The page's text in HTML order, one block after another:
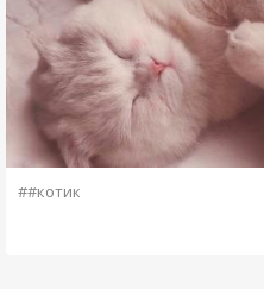
##котик